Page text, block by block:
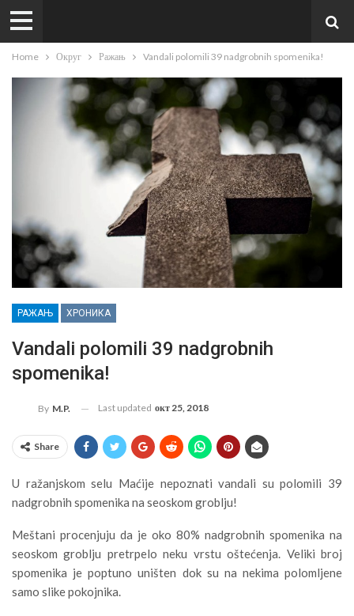
Home Округ Ражањ Vandali polomili 39 nadgrobnih spomenika!
РАЖАЊ ХРОНИКА
Vandali polomili 39 nadgrobnih
spomenika!
By M.P. Last updated окт 25, 2018
Share
U ražanjskom selu Maćije nepoznati vandali su polomili 39
nadgrobnih spomenika na seoskom groblju!
Meštani procenjuju da je oko 80% nadgrobnih spomenika na
seoskom groblju pretrpelo neku vrstu oštećenja. Veliki broj
spomenika je poptuno uništen dok su na nekima polomljene
samo slike pokojnika.